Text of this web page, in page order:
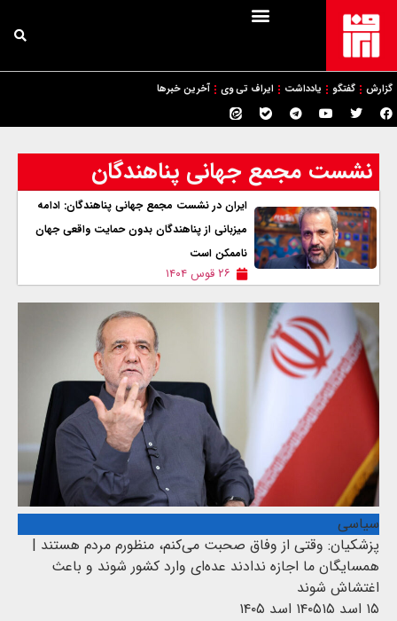
گزارش گفتگو یادداشت ایراف تی وی آخرین خبرها
نشست مجمع جهانی پناهندگان
ایران در نشست مجمع جهانی پناهندگان: ادامه
میزبانی از پناهندگان بدون حمایت واقعی جهان
ناممکن است
۲۶ قوس ۱۴۰۴
سیاسی
پزشکیان: وقتی از وفاق صحبت می‌کنم، منظورم مردم هستند |
همسایگان ما اجازه ندادند عده‌ای وارد کشور شوند و باعث
اغتشاش شوند
۱۵ اسد ۱۴۰۵
۱۵ اسد ۱۴۰۵